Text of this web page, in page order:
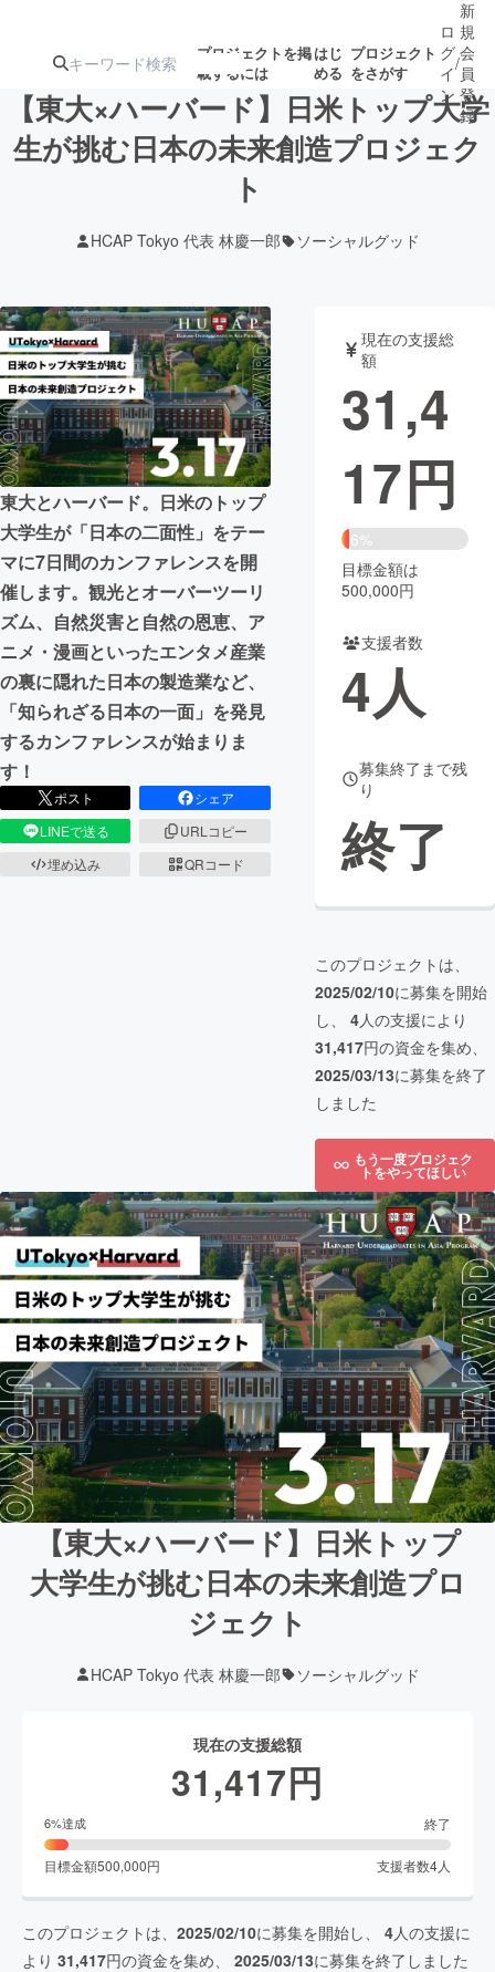
プロジェクトを掲
載するには
はじ
める
プロジェクト
をさがす
注目の新着プロ
テクノロジー・ガジェット
映像・映画 書籍・雑誌
ビジネス・起業 チャレンジ
まちづくり・地域活性化
CAMPFIRE for Social Good
CAMPFIRE Creation
CAMPFIREふるさと納税machi-ya コミュニティ
ロ
グ
イ
ン
/
新
規
会
員
登
録
【東大×ハーバード】日米トップ大学
生が挑む日本の未来創造プロジェク
ト
HCAP Tokyo 代表 林慶一郎 ソーシャルグッド
東大とハーバード。日米のトップ
大学生が「日本の二面性」をテー
マに7日間のカンファレンスを開
催します。観光とオーバーツーリ
ズム、自然災害と自然の恩恵、ア
ニメ・漫画といったエンタメ産業
の裏に隠れた日本の製造業など、
「知られざる日本の一面」を発見
するカンファレンスが始まりま
す！
ポスト
シェア
LINEで送る
URLコピー
埋め込み
QRコード
現在の支援総
額
31,4
17円
6%
目標金額は
500,000円
支援者数
4人
募集終了まで残
り
終了
このプロジェクトは、
2025/02/10に募集を開始
し、 4人の支援により
31,417円の資金を集め、
2025/03/13に募集を終了
しました
もう一度プロジェク
トをやってほしい
【東大×ハーバード】日米トップ
大学生が挑む日本の未来創造プロ
ジェクト
HCAP Tokyo 代表 林慶一郎 ソーシャルグッド
現在の支援総額
31,417円
6%達成 終了
目標金額500,000円 支援者数4人
このプロジェクトは、 2025/02/10に募集を開始し、 4人の支援に
より 31,417円の資金を集め、 2025/03/13に募集を終了しました